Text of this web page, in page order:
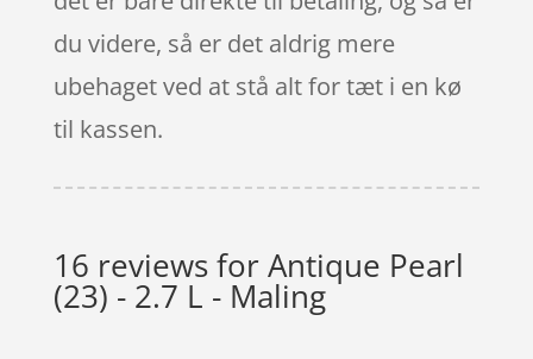
du videre, så er det aldrig mere
ubehaget ved at stå alt for tæt i en kø
til kassen.
16 reviews forAntique Pearl
(23) - 2.7 L - Maling